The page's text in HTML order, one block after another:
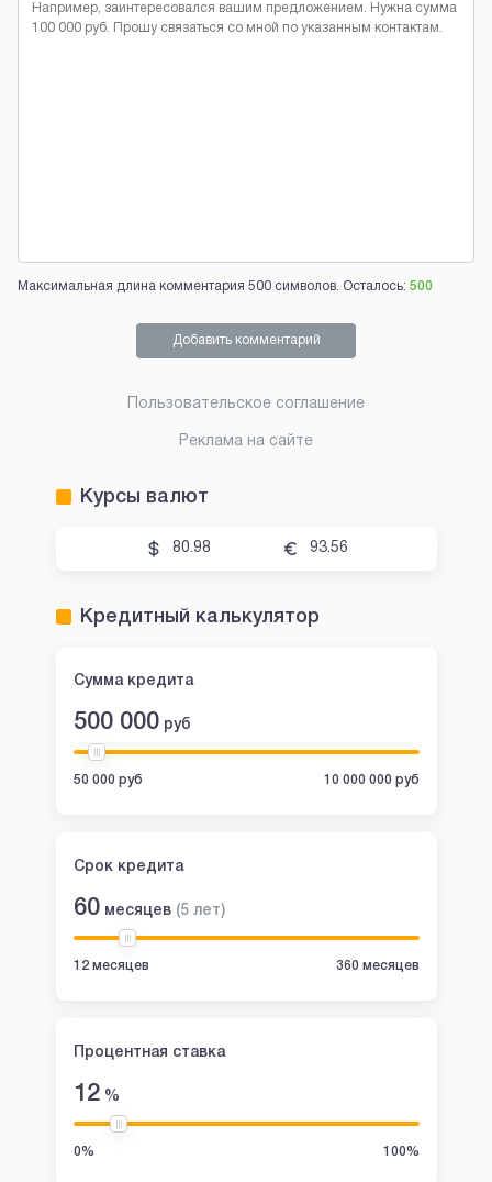
Максимальная длина комментария 500 символов. Осталось: 500
Добавить комментарий
Пользовательское соглашение
Реклама на сайте
Курсы валют
80.98 93.56
Кредитный калькулятор
Сумма кредита
500 000 руб
50 000 руб 10 000 000 руб
Срок кредита
60 месяцев (5 лет)
12 месяцев 360 месяцев
Процентная ставка
12%
0% 100%